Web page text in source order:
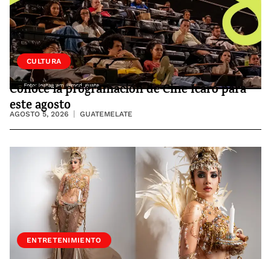
CULTURA
Conoce la programación de Cine Ícaro para
este agosto
AGOSTO 5, 2026 GUATEMELATE
ENTRETENIMIENTO